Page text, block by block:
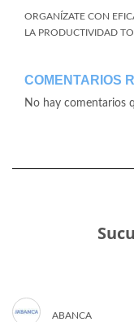
ORGANÍZATE CON
LA PRODUCTIVIDAD
COMENTARIOS
No hay comentarios
ABANCA